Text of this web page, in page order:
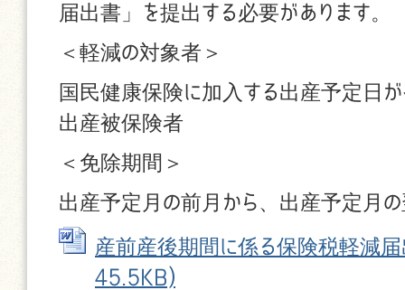
届出書」を提出する必要があります。
＜軽減の対象者＞
国民健康保険に加入する出産予定日
出産被保険者
＜免除期間＞
出産予定月の前月から、出産予定月
産前産後期間に係る保険税軽減
45.5KB)